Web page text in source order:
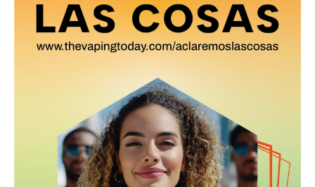
SUBSCRIBIRSE